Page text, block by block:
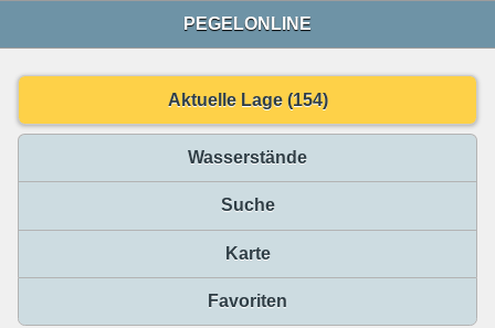
PEGELONLINE
Aktuelle Lage (154)
Wasserstände
Suche
Karte
Favoriten